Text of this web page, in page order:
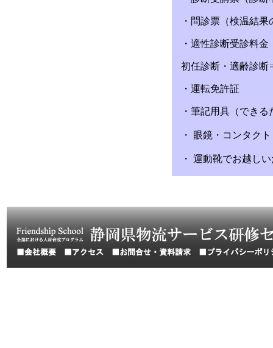
・問診票（検温結
・適性診断受診料金
初任診断・適齢診断
・運転免許証
・筆記用具（でき
・ 眼鏡・コンタク
・ 運動靴でお越し